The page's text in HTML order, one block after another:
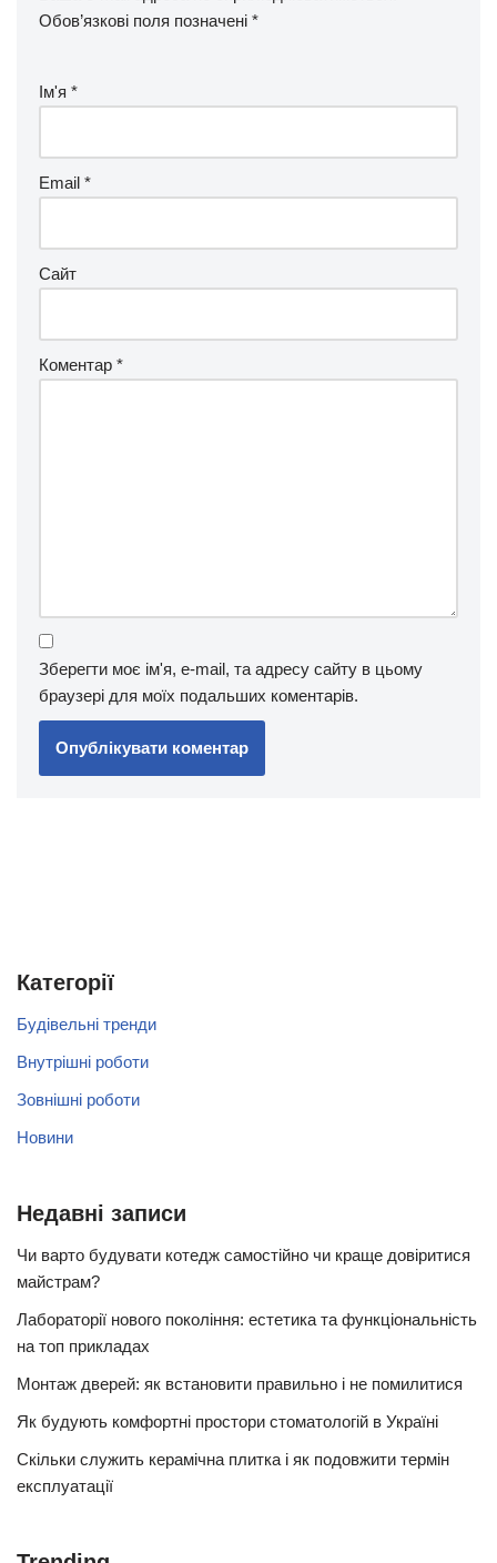
Обов’язкові поля позначені *
Ім'я *
Email *
Сайт
Коментар *
Зберегти моє ім'я, e-mail, та адресу сайту в цьому
браузері для моїх подальших коментарів.
Категорії
Будівельні тренди
Внутрішні роботи
Зовнішні роботи
Новини
Недавні записи
Чи варто будувати котедж самостійно чи краще довіритися
майстрам?
Лабораторії нового покоління: естетика та функціональність
на топ прикладах
Монтаж дверей: як встановити правильно і не помилитися
Як будують комфортні простори стоматологій в Україні
Скільки служить керамічна плитка і як подовжити термін
експлуатації